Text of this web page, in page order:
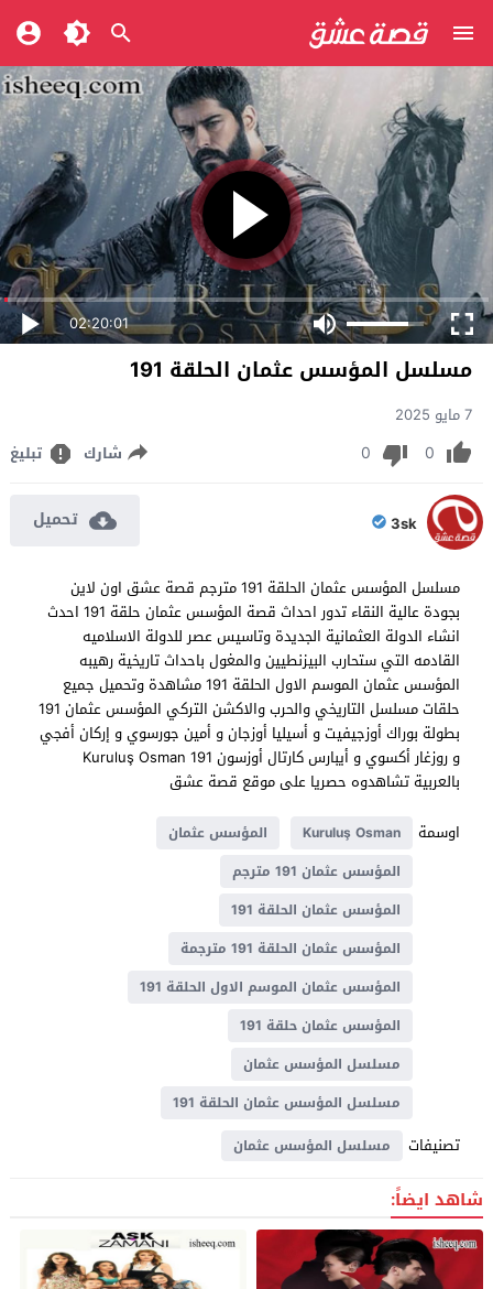
02:20:01
مسلسل المؤسس عثمان الحلقة 191
7 مايو 2025
0
0 شارك تبليغ
3sk تحميل
مسلسل المؤسس عثمان الحلقة 191 مترجم قصة عشق اون لاين
بجودة عالية النقاء تدور احداث قصة المؤسس عثمان حلقة 191 احدث
انشاء الدولة العثمانية الجديدة وتاسيس عصر للدولة الاسلاميه
القادمه التي ستحارب البيزنطيين والمغول باحداث تاريخية رهيبه
المؤسس عثمان الموسم الاول الحلقة 191 مشاهدة وتحميل جميع
حلقات مسلسل التاريخي والحرب والاكشن التركي المؤسس عثمان 191
بطولة بوراك أوزجيفيت و أسيليا أوزجان و أمين جورسوي و إركان أفجي
و روزغار أكسوي و أيبارس كارتال أوزسون Kuruluş Osman 191
بالعربية تشاهدوه حصريا على موقع قصة عشق
اوسمة
Kuruluş Osman
المؤسس عثمان
المؤسس عثمان 191 مترجم
المؤسس عثمان الحلقة 191
المؤسس عثمان الحلقة 191 مترجمة
المؤسس عثمان الموسم الاول الحلقة 191
المؤسس عثمان حلقة 191
مسلسل المؤسس عثمان
مسلسل المؤسس عثمان الحلقة 191
تصنيفات مسلسل المؤسس عثمان
شاهد ايضاً: